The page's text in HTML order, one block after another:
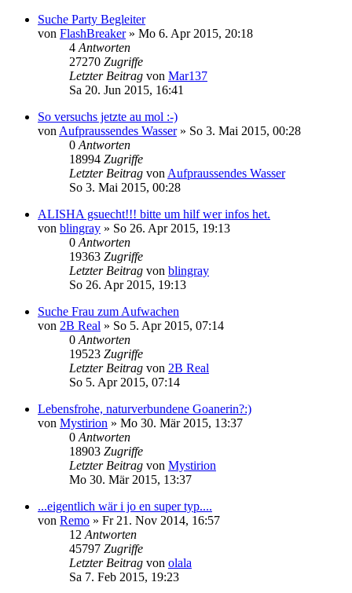
Suche Party Begleiter
von FlashBreaker» Mo 6. Apr 2015, 20:18
4 Antworten
27270 Zugriffe
Letzter Beitrag von Mar137
Sa 20. Jun 2015, 16:41
So versuchs jetzte au mol :-)
von Aufpraussendes Wasser» So 3. Mai 2015, 00:28
0 Antworten
18994 Zugriffe
Letzter Beitrag von Aufpraussendes Wasser
So 3. Mai 2015, 00:28
ALISHA gsuecht!!! bitte um hilf wer infos het.
von blingray » So 26. Apr 2015, 19:13
0 Antworten
19363 Zugriffe
Letzter Beitrag von blingray
So 26. Apr 2015, 19:13
Suche Frau zum Aufwachen
von 2B Real » So 5. Apr 2015, 07:14
0 Antworten
19523 Zugriffe
Letzter Beitrag von 2B Real
So 5. Apr 2015, 07:14
Lebensfrohe, naturverbundene Goanerin?:)
von Mystirion » Mo 30. Mär 2015, 13:37
0 Antworten
18903 Zugriffe
Letzter Beitrag von Mystirion
Mo 30. Mär 2015, 13:37
...eigentlich wär i jo en super typ....
von Remo » Fr 21. Nov 2014, 16:57
12 Antworten
45797 Zugriffe
Letzter Beitrag von olala
Sa 7. Feb 2015, 19:23